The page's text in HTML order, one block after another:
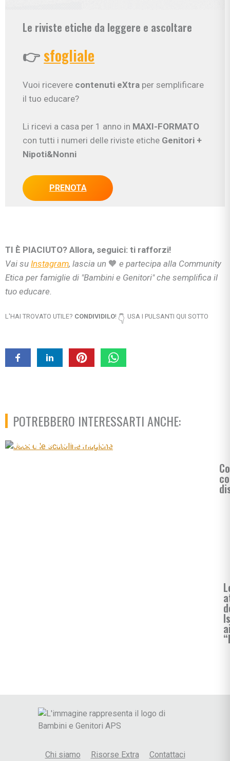
Le riviste etiche da leggere e ascoltare
👉sfogliale
Vuoi ricevere contenuti eXtra per semplificare
il tuo educare?
Li ricevi a casa per 1 anno in MAXI-FORMATO
con tutti i numeri delle riviste etiche Genitori +
Nipoti&Nonni
PRENOTA
TI È PIACIUTO? Allora, seguici: ti rafforzi!
Vai su Instagram, lascia un 🧡 e partecipa alla Community
Etica per famiglie di "Bambini e Genitori" che semplifica il
tuo educare.
L'HAI TROVATO UTILE? CONDIVIDILO! 👇 USA I PULSANTI QUI SOTTO
POTREBBERO INTERESSARTI ANCHE:
Jack e le scatoline magiche
Chi siamo Risorse Extra Contattaci